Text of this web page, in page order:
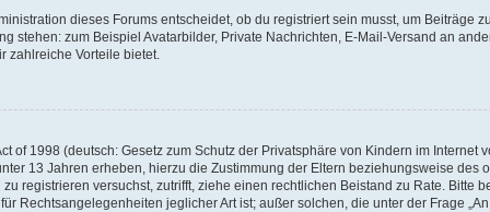
dieses Forums entscheidet, ob du registriert sein musst, um Beiträge
stehen: zum Beispiel Avatarbilder, Private Nachrichten, E-Mail-Versand an
zahlreiche Vorteile bietet.
of 1998 (deutsch: Gesetz zum Schutz der Privatsphäre von Kindern im Internet
13 Jahren erheben, hierzu die Zustimmung der Eltern beziehungsweise des
registrieren versuchst, zutrifft, ziehe einen rechtlichen Beistand zu Rate. Bitte
Rechtsangelegenheiten jeglicher Art ist; außer solchen, die unter der Frage